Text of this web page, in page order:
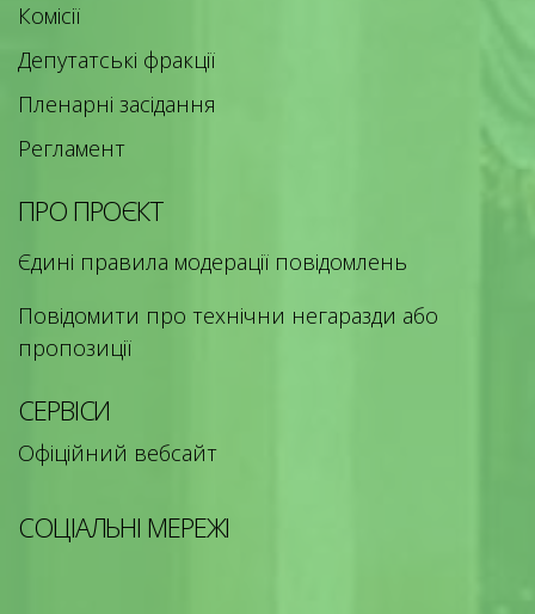
Комісії
Депутатські фракції
Пленарні засідання
Регламент
ПРО ПРОЄКТ
Єдині правила модерації повідомлень
Повідомити про технічни негаразди або
пропозиції
СЕРВІСИ
Офіційний вебсайт
СОЦІАЛЬНІ МЕРЕЖІ